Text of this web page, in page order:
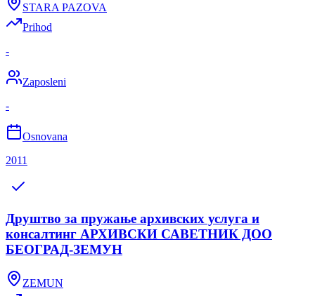
STARA PAZOVA
Prihod
-
Zaposleni
-
Osnovana
2011
Друштво за пружање архивских услуга и
консалтинг АРХИВСКИ САВЕТНИК ДОО
БЕОГРАД-ЗЕМУН
ZEMUN